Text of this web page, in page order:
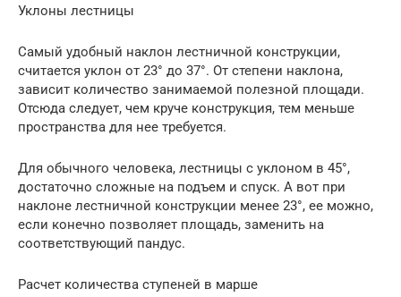
Уклоны лестницы
Самый удобный наклон лестничной конструкции,
считается уклон от 23° до 37°. От степени наклона,
зависит количество занимаемой полезной площади.
Отсюда следует, чем круче конструкция, тем меньше
пространства для нее требуется.
Для обычного человека, лестницы с уклоном в 45°,
достаточно сложные на подъем и спуск. А вот при
наклоне лестничной конструкции менее 23°, ее можно,
если конечно позволяет площадь, заменить на
соответствующий пандус.
Расчет количества ступеней в марше